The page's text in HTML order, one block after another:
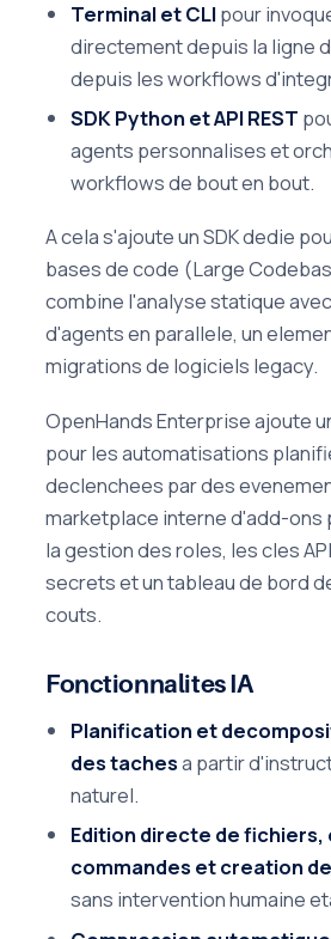
Terminal et CLIpour
directement depuis la ligne
depuis les workflows
SDK Python et API REST
agents personnalises et
workflows de bout en bout.
A cela s'ajoute un SDK dedie
bases de code (Large
combine l'analyse statique
d'agents en parallele, un
migrations de logiciels legacy.
OpenHands Enterprise ajoute
pour les automatisations
declenchees par des
marketplace interne d'add-ons
la gestion des roles, les cles
secrets et un tableau de bord
couts.
Fonctionnalites IA
Planification et
des tachesa partir
naturel.
Edition directe de fichiers,
commandes et creation
sans intervention humaine